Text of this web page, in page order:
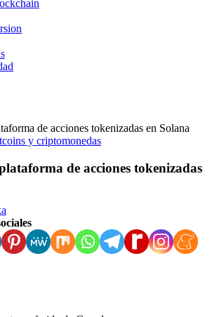
y criptomonedas
de acciones tokenizadas